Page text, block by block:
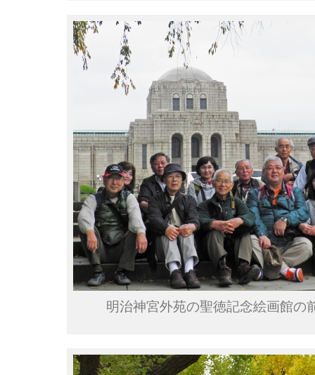
明治神宮外苑の聖徳記念絵画館の